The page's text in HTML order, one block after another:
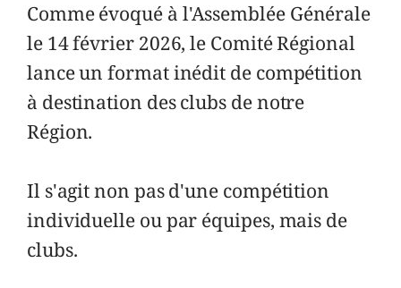
Comme évoqué à l'Assemblée Générale
le 14 février 2026, le Comité Régional
lance un format inédit de compétition
à destination des clubs de notre
Région.
Il s'agit non pas d'une compétition
individuelle ou par équipes, mais de
clubs.